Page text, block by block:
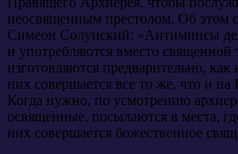
неосвященным престолом. Об этом
Симеон Солунский: «Антиминсы
и употребляются вместо
изготовляются предварительно,
них совершается все то же, что и на
Когда нужно, по усмотрению
освященные, посылаются в места,
них совершается божественное